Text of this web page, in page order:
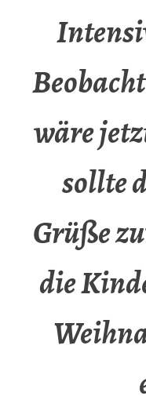
wäre
sollte
Grüße
die